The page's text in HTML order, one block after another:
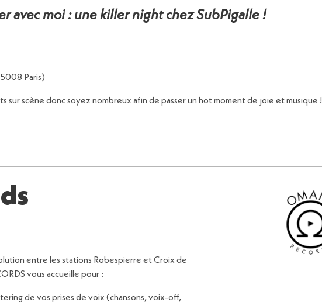
avec moi : une killer night chez SubPigalle !
Paris)
sur scène donc soyez nombreux afin de passer un hot moment de joie et musique !
entre les stations Robespierre et Croix de
vous accueille pour :
de vos prises de voix (chansons, voix-off,